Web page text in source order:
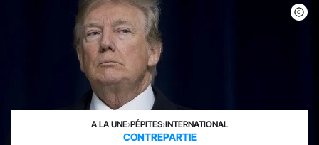
A LA UNE›PÉPITES›INTERNATIONAL
CONTREPARTIE